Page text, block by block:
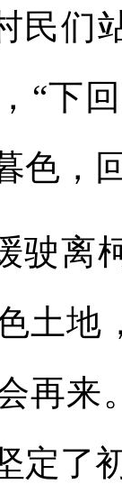
民们
“下
色，
驶离
土地
再来
定了